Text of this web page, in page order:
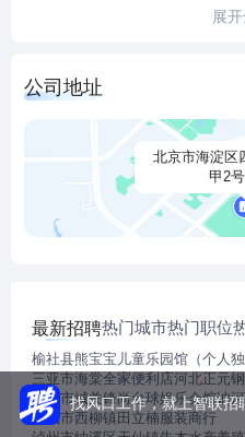
展
公司地址
北京市海淀区
甲2
最新招聘热门城市热门职位
榆社县熊宝宝儿童乐园馆（个人
三亚市海棠全家便利店河北正元
北票市城关锋尚台球娱乐会馆讷
海城市西柳镇田立楠服装商行
找风口工作，就上智联招